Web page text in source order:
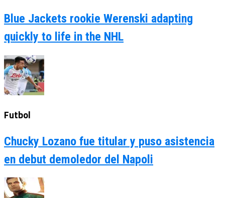
Blue Jackets rookie Werenski adapting
quickly to life in the NHL
Futbol
Chucky Lozano fue titular y puso asistencia
en debut demoledor del Napoli